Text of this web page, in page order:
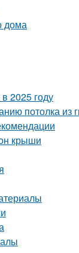
дома
2025 году
потолка из
крыши